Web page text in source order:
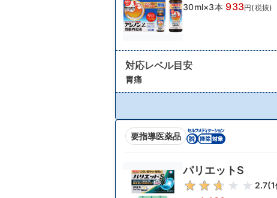
30ml×3本 933円(税抜)
対応レベル目安
胃痛
要指導医薬品
パリエットS
2.7(1